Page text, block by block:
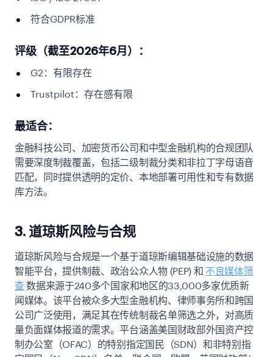
符合GDPR标准
评级（截至2026年6月）：
G2：有限存在
Trustpilot：存在感有限
最适合：
金融科技公司、加密货币公司和中型金融机构的合规团队
需要深度制裁覆盖，包括二级制裁分类和非拉丁字母语音
匹配，同时提供透明的定价、本地部署可用性和专有数据
库方法。
3. 道琼斯风险与合规
道琼斯风险与合规是一个基于道琼斯编辑基础设施的数据
智能平台，提供制裁、政治公众人物 (PEP) 和 不良媒体筛
查数据来源于240多个国家和地区的33,000多家优质新
闻媒体。该平台被众多大型金融机构、律师事务所和跨国
公司广泛使用，满足其在传统制裁名单筛选之外，对高质
量负面媒体报道的需求。平台涵盖美国财政部外国资产控
制办公室（OFAC）的特别指定国民（SDN）和非特别指